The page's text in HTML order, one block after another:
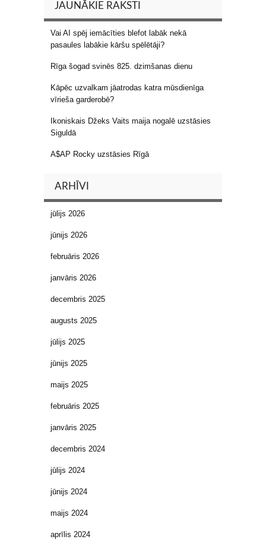
JAUNĀKIE RAKSTI
Vai AI spēj iemācīties blefot labāk nekā
pasaules labākie kāršu spēlētāji?
Rīga šogad svinēs 825. dzimšanas dienu
Kāpēc uzvalkam jāatrodas katra mūsdienīga
vīrieša garderobē?
Ikoniskais Džeks Vaits maija nogalē uzstāsies
Siguldā
A$AP Rocky uzstāsies Rīgā
ARHĪVI
jūlijs 2026
jūnijs 2026
februāris 2026
janvāris 2026
decembris 2025
augusts 2025
jūlijs 2025
jūnijs 2025
maijs 2025
februāris 2025
janvāris 2025
decembris 2024
jūlijs 2024
jūnijs 2024
maijs 2024
aprīlis 2024